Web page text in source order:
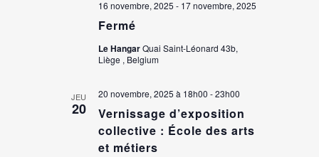
Fermé
16 novembre, 2025 - 17 novembre, 2025
Le HangarQuai Saint-Léonard 43b,
Liège , Belgium
JEU
20
Vernissage d’exposition
collective : École des arts
et métiers
20 novembre, 2025 à 18h00 -23h00